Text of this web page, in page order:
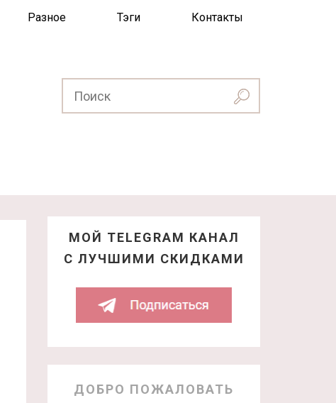
Разное Тэги Контакты
МОЙ TELEGRAM КАНАЛ
С ЛУЧШИМИ СКИДКАМИ
ДОБРО ПОЖАЛОВАТЬ